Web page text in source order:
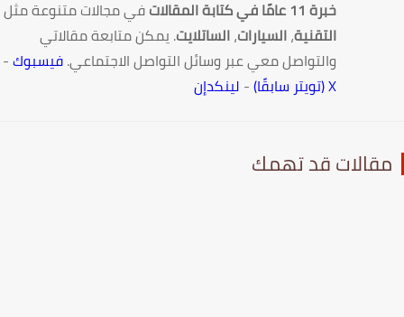
خبرة 11 عامًا في كتابة المقالات
في مجالات متنوعة مثل
التقنية،السيارات،الساتلايت. يمكن متابعة مقالاتي
والتواصل معي عبر وسائل التواصل الاجتماعي.فيسبوك-
-لينكدإن
قد تهمك